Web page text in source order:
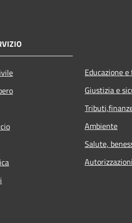
Educazione
Giustizia e
Ambiente
Salute,
Autorizzazioni